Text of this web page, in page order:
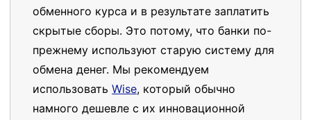
обменного курса и в результате заплатить
скрытые сборы. Это потому, что банки по-
прежнему используют старую систему для
обмена денег. Мы рекомендуем
использовать Wise, который обычно
намного дешевле с их инновационной